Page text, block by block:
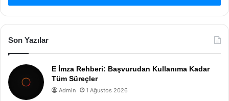
Son Yazılar
E İmza Rehberi: Başvurudan Kullanıma Kadar
Tüm Süreçler
Admin 1 Ağustos 2026